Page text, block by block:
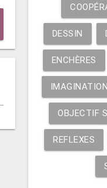
DESSIN
ENCHÈRES
IMAGINATION
OBJECTIF
REFLEXES